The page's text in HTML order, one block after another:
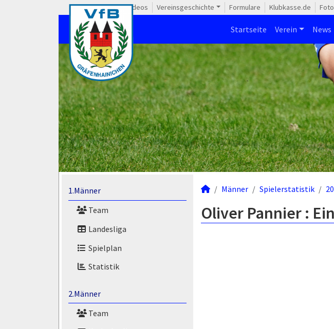
Videos Vereinsgeschichte Formulare Klubkasse.de
Startseite Verein News
1.Männer
Team
Landesliga
Spielplan
Statistik
2.Männer
Team
Männer Spielerstatistik
Oliver Pannier :